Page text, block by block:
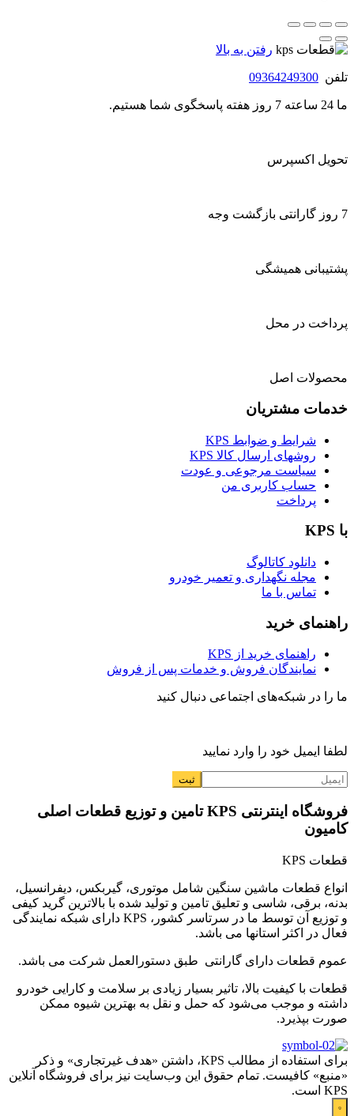
رفتن به بالا
تلفن 09364249300
ما 24 ساعته 7 روز هفته پاسخگوی شما هستیم.
تحویل اکسپرس
7 روز گارانتی بازگشت وجه
پشتیبانی همیشگی
پرداخت در محل
محصولات اصل
خدمات مشتریان
شرایط و ضوابط KPS
روشهای ارسال کالا KPS
سیاست مرجوعی و عودت
حساب کاربری من
پرداخت
با KPS
دانلود کاتالوگ
مجله نگهداری و تعمیر خودرو
تماس با ما
راهنمای خرید
راهنمای خرید از KPS
نمایندگان فروش و خدمات پس از فروش
ما را در شبکه‌های اجتماعی دنبال کنید
لطفا ایمیل خود را وارد نمایید
فروشگاه اینترنتی KPS تامین و توزیع قطعات اصلی
کامیون
قطعات KPS
انواع قطعات ماشین سنگین شامل موتوری، گیربکس، دیفرانسیل،
بدنه، برقی، شاسی و تعلیق تامین و تولید شده با بالاترین گرید کیفی
و توزیع آن توسط ما در سرتاسر کشور، KPS دارای شبکه نمایندگی
فعال در اکثر استانها می باشد.
عموم قطعات دارای گارانتی طبق دستورالعمل شرکت می باشد.
قطعات با کیفیت بالا، تاثیر بسیار زیادی بر سلامت و کارایی خودرو
داشته و موجب می‌شود که حمل و نقل به بهترین شیوه ممکن
صورت بپذیرد.
برای استفاده از مطالب KPS، داشتن «هدف غیرتجاری» و ذکر
«منبع» کافیست. تمام حقوق اين وب‌سايت نیز برای فروشگاه آنلاین
KPS است.